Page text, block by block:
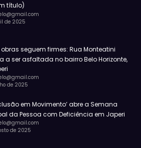
título)
de 2025
obras seguem firmes: Rua Monteatini
a ser asfaltada no bairro Belo Horizonte,
de 2025
em Movimento’ abre a Semana
da Pessoa com Deficiência em Japeri
de 2025